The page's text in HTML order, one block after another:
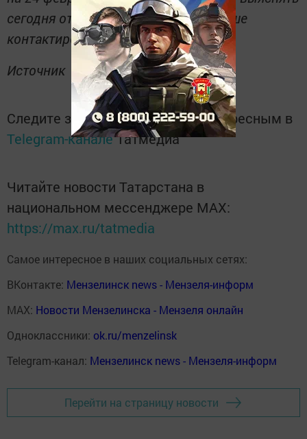
сегодня отношения. И вообще, меньше
контактировать с людьми.
Источник
Следите за самым важным и интересным в
Telegram-каналеТатмедиа
Читайте новости Татарстана в
национальном мессенджере MАХ:
https://max.ru/tatmedia
Самое интересное в наших социальных сетях:
ВКонтакте: Мензелинск news - Мензеля-информ
MAX: Новости Мензелинска - Мензеля онлайн
Одноклассники: ok.ru/menzelinsk
Telegram-канал: Мензелинск news - Мензеля-информ
Перейти на страницу новости